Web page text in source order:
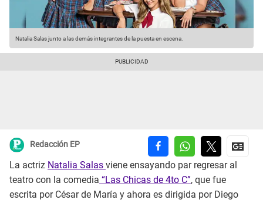
Natalia Salas junto a las demás integrantes de la puesta en escena.
Redacción EP
La actriz Natalia Salas viene ensayando par regresar al
teatro con la comedia “Las Chicas de 4to C”, que fue
escrita por César de María y ahora es dirigida por Diego